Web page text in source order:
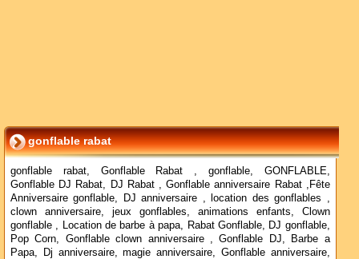
gonflable rabat
gonflable rabat, Gonflable Rabat , gonflable, GONFLABLE,
Gonflable DJ Rabat, DJ Rabat , Gonflable anniversaire Rabat ,Fête
Anniversaire gonflable, DJ anniversaire , location des gonflables ,
clown anniversaire, jeux gonflables, animations enfants, Clown
gonflable , Location de barbe à papa, Rabat Gonflable, DJ gonflable,
Pop Corn, Gonflable clown anniversaire , Gonflable DJ, Barbe a
Papa, Dj anniversaire, magie anniversaire, Gonflable anniversaire,